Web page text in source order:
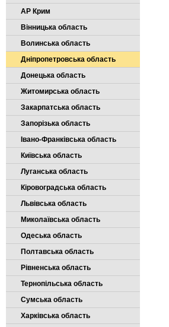
АР Крим
Вінницька область
Волинська область
Дніпропетровська область
Донецька область
Житомирська область
Закарпатська область
Запорізька область
Івано-Франківська область
Київська область
Луганська область
Кіровоградська область
Львівська область
Миколаївська область
Одеська область
Полтавська область
Рівненська область
Тернопільська область
Сумська область
Харківська область